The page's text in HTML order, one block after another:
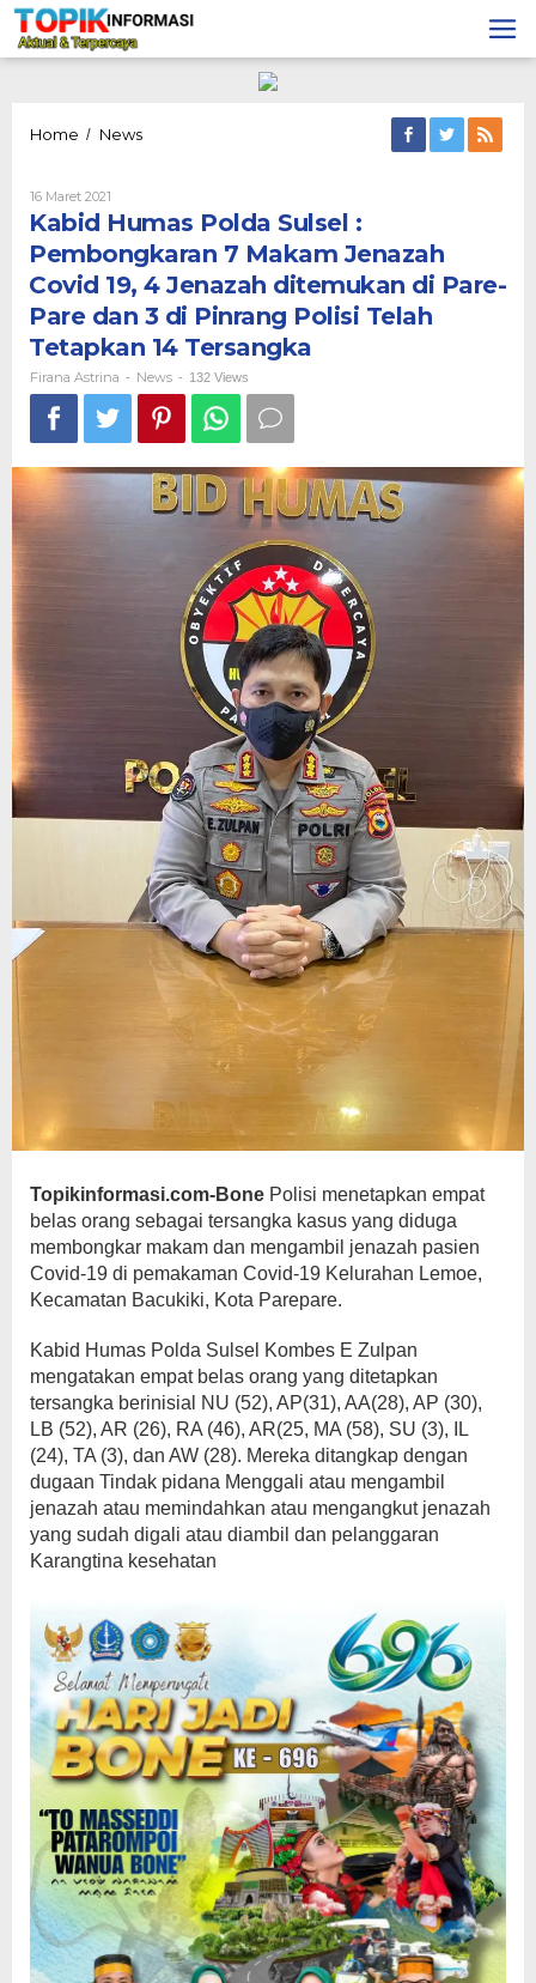
Lewati
konten
Home / NewsKabid
:
Pembongkaran
7
Makam
Jenazah
Covid
19,
4
Jenazah
ditemukan
Pare
dan
Pinrang
Tetapkan
Tersangka
16 Maret 2021
Firana
Astrina
Kabid Humas Polda Sulsel :
Pembongkaran 7 Makam Jenazah
Covid 19, 4 Jenazah ditemukan di Pare-
Pare dan 3 di Pinrang Polisi Telah
Tetapkan 14 Tersangka
Firana Astrina - News - 132 Views
Topikinformasi.com-Bone Polisi menetapkan empat
belas orang sebagai tersangka kasus yang diduga
membongkar makam dan mengambil jenazah pasien
Covid-19 di pemakaman Covid-19 Kelurahan Lemoe,
Kecamatan Bacukiki, Kota Parepare.
Kabid Humas Polda Sulsel Kombes E Zulpan
mengatakan empat belas orang yang ditetapkan
tersangka berinisial NU (52), AP(31), AA(28), AP (30),
LB (52), AR (26), RA (46), AR(25, MA (58), SU (3), IL
(24), TA (3), dan AW (28). Mereka ditangkap dengan
dugaan Tindak pidana Menggali atau mengambil
jenazah atau memindahkan atau mengangkut jenazah
yang sudah digali atau diambil dan pelanggaran
Karangtina kesehatan